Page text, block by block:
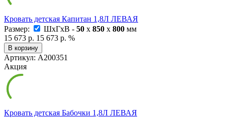
Кровать детская Капитан 1,8Л ЛЕВАЯ
Размер:
ШxГxВ - 50 x 850 x 800 мм
15 673 р. 15 673 р. %
В корзину
Артикул: А200351
Акция
Кровать детская Бабочки 1,8Л ЛЕВАЯ